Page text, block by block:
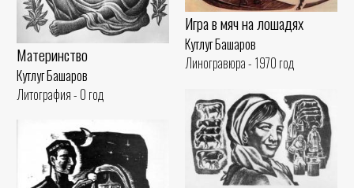
Материнство
Кутлуг Башаров
Литография - 0 год
Игра в мяч на лошадях
Кутлуг Башаров
Линогравюра - 1970 год